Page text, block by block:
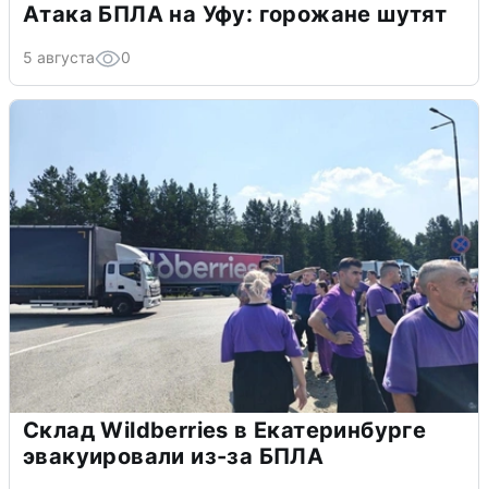
Атака БПЛА на Уфу: горожане шутят
5 августа 0
Склад Wildberries в Екатеринбурге
эвакуировали из-за БПЛА